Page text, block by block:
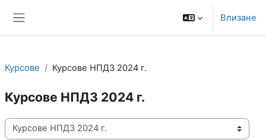
обърнете
включва
за
достъпност.
Влизане
Курсове Курсове НПДЗ 2024 г.
Курсове НПДЗ 2024 г.
Категории курсове